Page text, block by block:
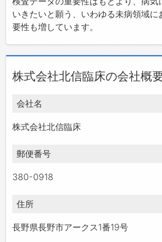
いきたいと願う、いわゆる未病領域
要性も増しています。
株式会社北信臨床の会社概
会社名
株式会社北信臨床
郵便番号
380-0918
住所
長野県長野市アークス1番19号